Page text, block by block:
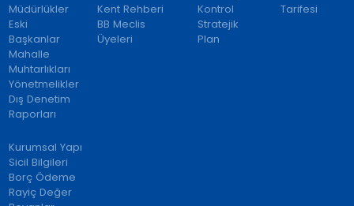
Müdürlükler
Eski
Başkanlar
Mahalle
Muhtarlıkları
Yönetmelikler
Dış Denetim
Raporları
Kent Rehberi
BB Meclis
Üyeleri
Kontrol
Stratejik
Plan
Tarifesi
Kurumsal Yapı
Sicil Bilgileri
Borç Ödeme
Rayiç Değer